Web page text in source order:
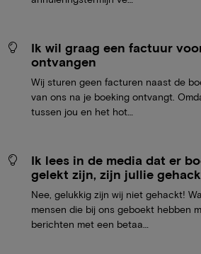
Ik wil graag een factuur
ontvangen
Wij sturen geen facturen naast de
van ons na je boeking ontvangt.
tussen jou en het hot…
Ik lees in de media dat er
gelekt zijn, zijn jullie
Nee, gelukkig zijn wij niet gehackt!
mensen die bij ons geboekt hebben
berichten met een betaa…